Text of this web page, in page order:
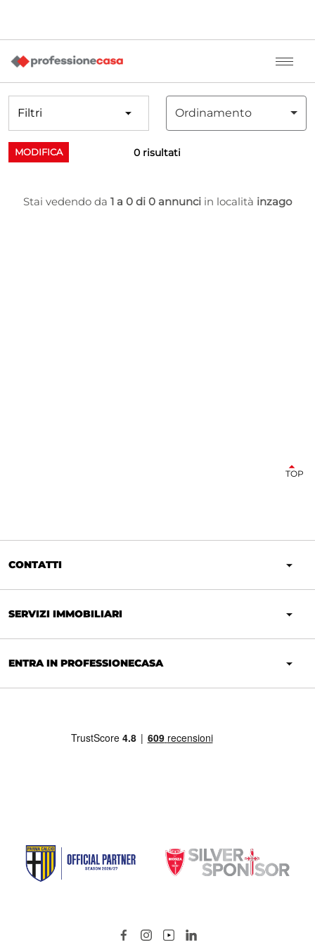
Filtri Ordinamento
MODIFICA 0 risultati
Stai vedendo da 1 a 0 di 0 annunci in località inzago
TOP
CONTATTI
SERVIZI IMMOBILIARI
ENTRA IN PROFESSIONECASA